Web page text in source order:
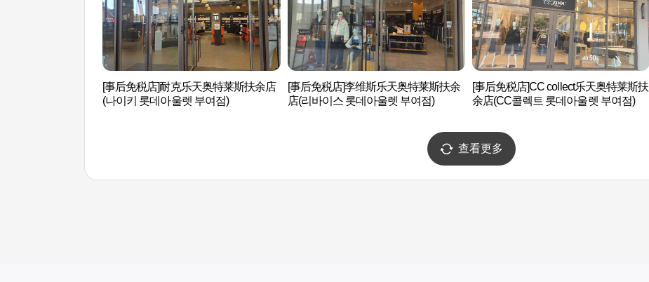
[事后免税店]耐克乐天奥特莱斯扶余店
(나이키 롯데아울렛 부여점)
[事后免税店]李维斯乐天奥特莱斯扶余
店(리바이스 롯데아울렛 부여점)
[事后免税店]CC collect乐天奥特莱斯扶
余店(CC콜렉트 롯데아울렛 부여점)
查看更多